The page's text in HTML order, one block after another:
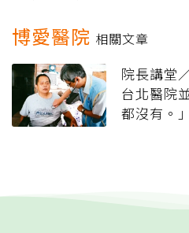
博愛醫院 相關文章
院長講堂
台北醫院
都沒有。